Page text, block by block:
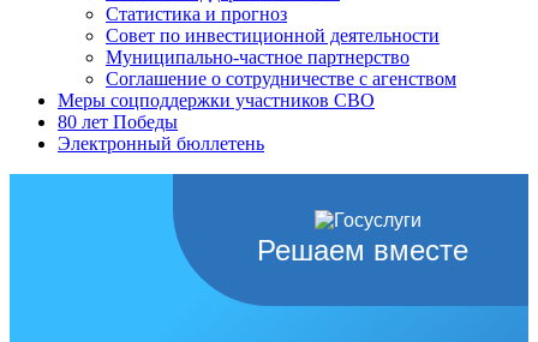
Статистика и прогноз
Совет по инвестиционной деятельности
Муниципально-частное партнерство
Соглашение о сотрудничестве с агенством
Меры соцподдержки участников СВО
80 лет Победы
Электронный бюллетень
Решаем вместе